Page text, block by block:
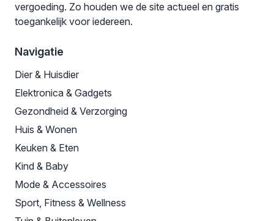
vergoeding. Zo houden we de site actueel en gratis
toegankelijk voor iedereen.
Navigatie
Dier & Huisdier
Elektronica & Gadgets
Gezondheid & Verzorging
Huis & Wonen
Keuken & Eten
Kind & Baby
Mode & Accessoires
Sport, Fitness & Wellness